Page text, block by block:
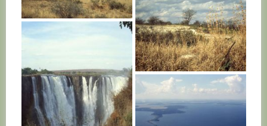
KENYA
KENYA
KENYA